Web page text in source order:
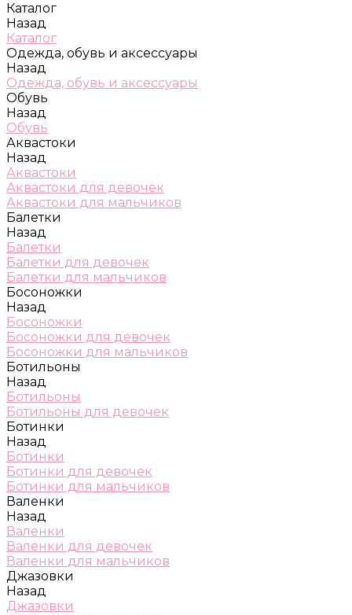
Каталог
Назад
Каталог
Одежда, обувь и аксессуары
Назад
Одежда, обувь и аксессуары
Обувь
Назад
Обувь
Аквастоки
Назад
Аквастоки
Аквастоки для девочек
Аквастоки для мальчиков
Балетки
Назад
Балетки
Балетки для девочек
Балетки для мальчиков
Босоножки
Назад
Босоножки
Босоножки для девочек
Босоножки для мальчиков
Ботильоны
Назад
Ботильоны
Ботильоны для девочек
Ботинки
Назад
Ботинки
Ботинки для девочек
Ботинки для мальчиков
Валенки
Назад
Валенки
Валенки для девочек
Валенки для мальчиков
Джазовки
Назад
Джазовки